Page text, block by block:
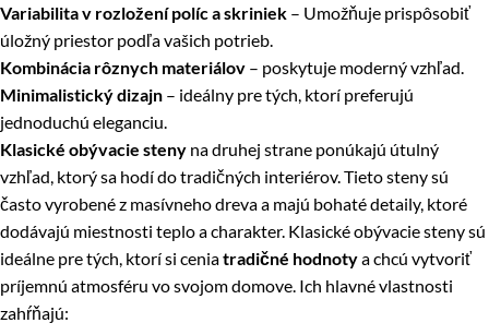
Variabilita v rozložení políc a skriniek – Umožňuje prispôsobiť
úložný priestor podľa vašich potrieb.
Kombinácia rôznych materiálov – poskytuje moderný vzhľad.
Minimalistický dizajn – ideálny pre tých, ktorí preferujú
jednoduchú eleganciu.
Klasické obývacie steny na druhej strane ponúkajú útulný
vzhľad, ktorý sa hodí do tradičných interiérov. Tieto steny sú
často vyrobené z masívneho dreva a majú bohaté detaily, ktoré
dodávajú miestnosti teplo a charakter. Klasické obývacie steny sú
ideálne pre tých, ktorí si ceniatradičné hodnotya chcú vytvoriť
príjemnú atmosféru vo svojom domove. Ich hlavné vlastnosti
zahŕňajú: